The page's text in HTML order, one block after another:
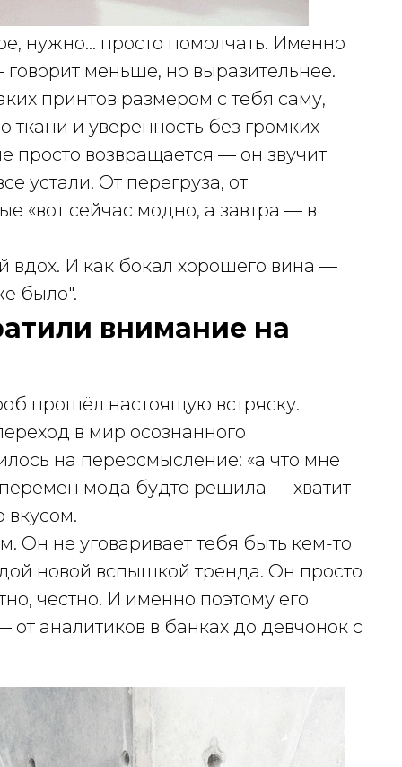
нужно... просто помолчать. Именно
меньше, но выразительнее.
принтов размером с тебя саму,
ткани и уверенность без громких
просто возвращается — он звучит
устали. От перегруза, от
«вот сейчас модно, а завтра — в
И как бокал хорошего вина —
было".
внимание на
прошёл настоящую встряску.
в мир осознанного
на переосмысление: «а что мне
мода будто решила — хватит
вкусом.
Он не уговаривает тебя быть кем-то
новой вспышкой тренда. Он просто
честно. И именно поэтому его
аналитиков в банках до девчонок с